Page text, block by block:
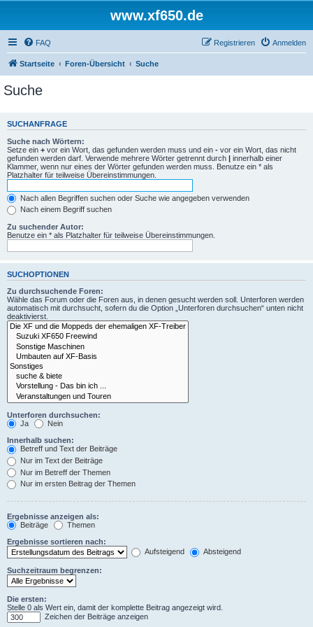
www.xf650.de
FAQ Anmelden
Registrieren
Startseite Foren-Übersicht Suche
Suche
SUCHANFRAGE
Suche nach Wörtern:
Setze ein + vor ein Wort, das gefunden werden muss und ein - vor ein Wort, das nicht
gefunden werden darf. Verwende mehrere Wörter getrennt durch | innerhalb einer
Klammer, wenn nur eines der Wörter gefunden werden muss. Benutze ein * als
Platzhalter für teilweise Übereinstimmungen.
Nach allen Begriffen suchen oder Suche wie angegeben verwenden
Nach einem Begriff suchen
Zu suchender Autor:
Benutze ein * als Platzhalter für teilweise Übereinstimmungen.
SUCHOPTIONEN
Zu durchsuchende Foren:
Wähle das Forum oder die Foren aus, in denen gesucht werden soll. Unterforen werden
automatisch mit durchsucht, sofern du die Option „Unterforen durchsuchen“ unten nicht
deaktivierst.
Unterforen durchsuchen:
Ja
Nein
Innerhalb suchen:
Betreff und Text der Beiträge
Nur im Text der Beiträge
Nur im Betreff der Themen
Nur im ersten Beitrag der Themen
Ergebnisse anzeigen als:
Beiträge
Themen
Ergebnisse sortieren nach:
Aufsteigend
Absteigend
Suchzeitraum begrenzen:
Die ersten:
Stelle 0 als Wert ein, damit der komplette Beitrag angezeigt wird.
Zeichen der Beiträge anzeigen